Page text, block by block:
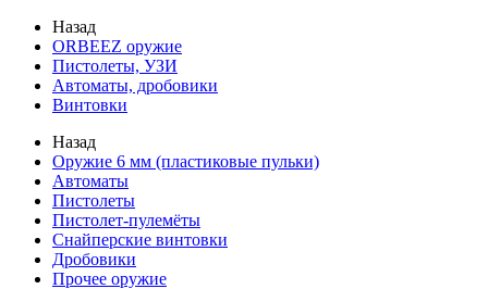
Назад
ORBEEZ оружие
Пистолеты, УЗИ
Автоматы, дробовики
Винтовки
Назад
Оружие 6 мм (пластиковые пульки)
Автоматы
Пистолеты
Пистолет-пулемёты
Снайперские винтовки
Дробовики
Прочее оружие